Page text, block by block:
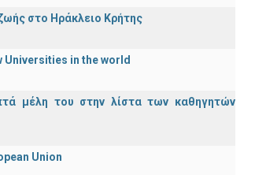
στο Ηράκλειο Κρήτης
Universities in the world
μέλη του στην λίστα των καθηγητών
Union